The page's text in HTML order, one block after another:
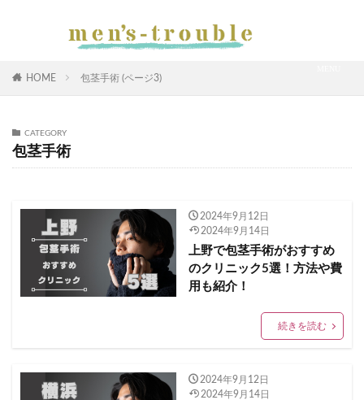
HOME 包茎手術 (ページ3)
CATEGORY
包茎手術
2024年9月12日
2024年9月14日
上野で包茎手術がおすすめ
のクリニック5選！方法や費
用も紹介！
続きを読む
2024年9月12日
2024年9月14日